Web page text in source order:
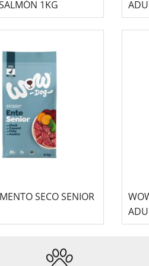
1KG
SECO SENIOR